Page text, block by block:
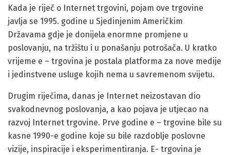
Kada je riječ o Internet trgovini, pojam ove trgovine
javlja se 1995. godine u Sjedinjenim Američkim
Državama gdje je donijela enormne promjene u
poslovanju, na tržištu i u ponašanju potrošača. U kratko
vrijeme e – trgovina je postala platforma za nove medije
i jedinstvene usluge kojih nema u savremenom svijetu.
Drugim riječima, danas je Internet neizostavan dio
svakodnevnog poslovanja, a kao pojava je utjecao na
razvoj Internet trgovine. Prve godine e – trgovine bile su
kasne 1990-e godine koje su bile razdoblje poslovne
vizije, inspiracije i eksperimentiranja. E- trgovina je